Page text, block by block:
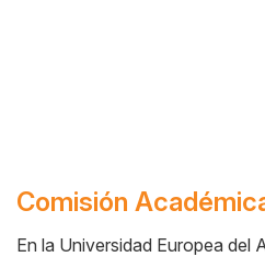
Comisión
En la Universidad Europea